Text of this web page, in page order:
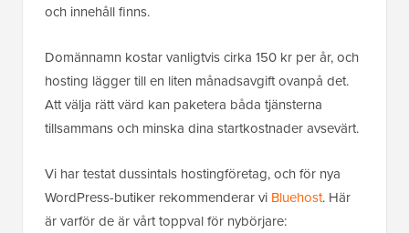
och innehåll finns.
Domännamn kostar vanligtvis cirka 150 kr per år, och
hosting lägger till en liten månadsavgift ovanpå det.
Att välja rätt värd kan paketera båda tjänsterna
tillsammans och minska dina startkostnader avsevärt.
Vi har testat dussintals hostingföretag, och för nya
WordPress-butiker rekommenderar vi Bluehost. Här
är varför de är vårt toppval för nybörjare: